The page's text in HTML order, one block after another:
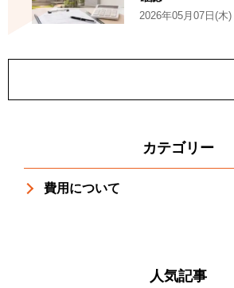
2026年05月07日(木)
カテゴリー
費用について
人気記事